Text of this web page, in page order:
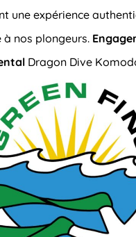
une expérience
à nos plongeurs.
Dragon Dive